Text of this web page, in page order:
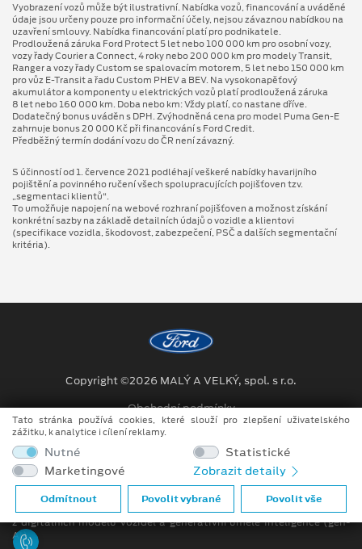
Vyobrazení vozů může být ilustrativní. Nabídka vozů, financování a uváděné
údaje jsou určeny pouze pro informační účely, nejsou závaznou nabídkou na
uzavření smlouvy. Nabídka financování platí pro podnikatele.
Prodloužená záruka Ford Protect 5 let nebo 100 000 km pro osobní vozy,
vozy řady Courier a Connect, 4 roky nebo 200 000 km pro modely Transit,
Ranger a vozy řady Custom se spalovacím motorem, 5 let nebo 150 000 km
pro vůz E-Transit a řadu Custom PHEV a BEV. Na vysokonapěťový
akumulátor a komponenty u elektrických vozů platí prodloužená záruka
8 let nebo 160 000 km. Doba nebo km: Vždy platí, co nastane dříve.
Dodatečný bonus uváděn s DPH. Zvýhodněná cena pro model Puma Gen⁠-⁠E
zahrnuje bonus 20 000 Kč při financování s Ford Credit.
Předběžný termín dodání vozu do ČR není závazný.
S účinností od 1. července 2021 podléhají veškeré nabídky havarijního
pojištění a povinného ručení všech spolupracujících pojišťoven tzv.
„segmentaci klientů“.
To umožňuje napojení na webové rozhraní pojišťoven a možnost získání
konkrétní sazby na základě detailních údajů o vozidle a klientovi
(specifikace vozidla, škodovost, zabezpečení, PSČ a dalších segmentační
kritéria).
Copyright ©2026 MALÝ A VELKÝ, spol. s r.o.
Obchodní podmínky
Ochrana osobních údajů
Prohlášení o zpracování údajů konečných zákazníků
Při tvorbě videí a obrázků na tomto webu je využíváno kombinace
tradičních fotografií či videí, počítačem generovaných snímků (CGI)
z digitálních modelů vozidel a generativní umělé inteligence (gen-
AI).
Tato stránka používá cookies, které slouží pro zlepšení uživatelského
zážitku, k analytice i cílení reklamy.
Nutné
Statistické
Marketingové
Zobrazit detaily
Odmítnout Povolit vybrané Povolit vše